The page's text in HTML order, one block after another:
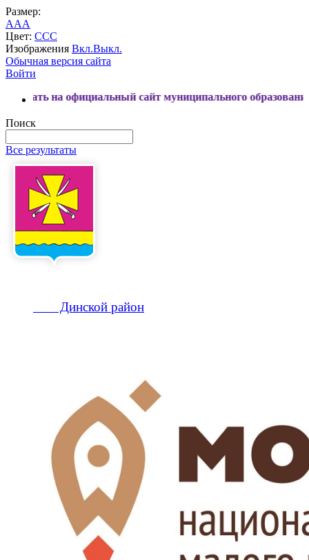
Размер:
AAA
Цвет: CCC
Изображения Вкл.Выкл.
Обычная версия сайта
Войти
официальный сайт муниципального образования Динской
Поиск
Все результаты
Динской район